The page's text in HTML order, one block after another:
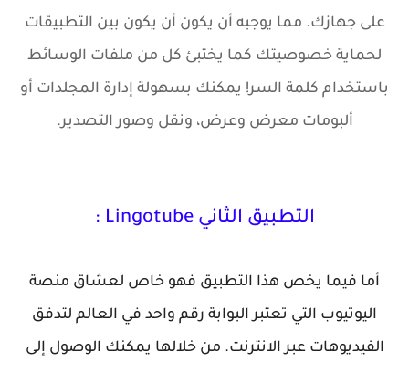
على جهازك. مما يوجبه أن يكون أن يكون بين التطبيقات
لحماية خصوصيتك كما يختبئ كل من ملفات الوسائط
باستخدام كلمة السر! يمكنك بسهولة إدارة المجلدات أو
ألبومات معرض وعرض، ونقل وصور التصدير.
التطبيق الثاني Lingotube :
أما فيما يخص هذا التطبيق فهو خاص لعشاق منصة
اليوتيوب التي تعتبر البوابة رقم واحد في العالم لتدفق
الفيديوهات عبر الانترنت. من خلالها يمكنك الوصول إلى